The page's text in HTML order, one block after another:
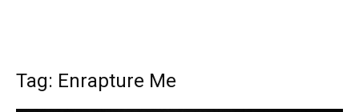
Tag: Enrapture Me